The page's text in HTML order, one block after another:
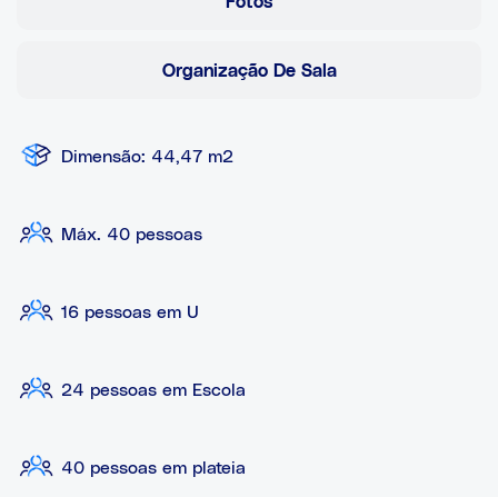
Organização De Sala
Dimensão: 44,47 m2
Máx. 40 pessoas
16 pessoas em U
24 pessoas em Escola
40 pessoas em plateia